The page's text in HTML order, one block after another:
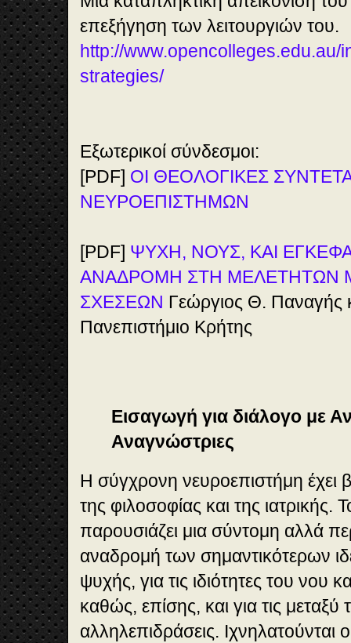
επεξήγηση των λειτουργιών του.
http://www.opencolleges.edu.au/
strategies/
Εξωτερικοί σύνδεσμοι:
[PDF] ΟΙ ΘΕΟΛΟΓΙΚΕΣ
ΝΕΥΡΟΕΠΙΣΤΗΜΩΝ
[PDF] ΨΥΧΗ, ΝΟΥΣ, ΚΑΙ
ΑΝΑΔΡΟΜΗ ΣΤΗ ΜΕΛΕΤΗΤΩΝ
ΣΧΕΣΕΩΝ Γεώργιος Θ.
Πανεπιστήμιο Κρήτης
Εισαγωγή για διάλογο με
Αναγνώστριες
Η σύγχρονη νευροεπιστήμη έχει
της φιλοσοφίας και της ιατρικής.
παρουσιάζει μια σύντομη αλλά
αναδρομή των σημαντικότερων
ψυχής, για τις ιδιότητες του νου
καθώς, επίσης, και για τις μεταξύ
αλληλεπιδράσεις. Ιχνηλατούνται